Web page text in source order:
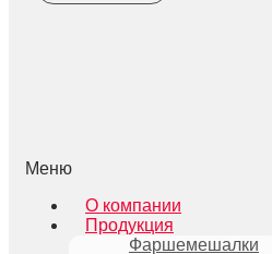
Меню
О компании
Продукция
Фаршемешалки